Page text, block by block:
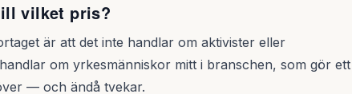
vilket pris?
är att det inte handlar om aktivister eller
om yrkesmänniskor mitt i branschen, som gör ett
— och ändå tvekar.